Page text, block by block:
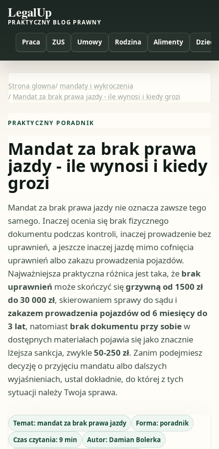
LegalUp
PRAKTYCZNY BLOG PRAWNY
Praca ZUS Umowy Rodzina Alimenty Dzieci
Strona glowna/ mandaty i wykroczenia
/ Mandat za brak prawa jazdy - ile wynosi i kiedy grozi
PRAKTYCZNY PORADNIK
Mandat za brak prawa
jazdy - ile wynosi i kiedy
grozi
Mandat za brak prawa jazdy nie oznacza zawsze tego
samego. Inaczej ocenia się brak fizycznego
dokumentu podczas kontroli, inaczej prowadzenie bez
uprawnień, a jeszcze inaczej jazdę mimo cofnięcia
uprawnień albo zakazu prowadzenia pojazdów.
Najważniejsza praktyczna różnica jest taka, że brak
uprawnień może skończyć sięgrzywną od 1500 zł
do 30 000 zł, skierowaniem sprawy do sądu i
zakazem prowadzenia pojazdów od 6 miesięcy do
3 lat, natomiast brak dokumentu przy sobiew
dostępnych materiałach pojawia się jako znacznie
lżejsza sankcja, zwykle50-250 zł. Zanim podejmiesz
decyzję o przyjęciu mandatu albo dalszych
wyjaśnieniach, ustal dokładnie, do której z tych
sytuacji należy Twoja sprawa.
Temat: mandat za brak prawa jazdy Forma: poradnik
Czas czytania: 9 min Autor: Damian Bolerka